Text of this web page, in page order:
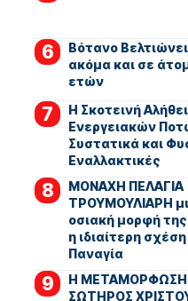
Βότανο
ακόμα και σε
ετών
Η Σκοτεινή
Ενεργειακών
Συστατικά και
Εναλλακτικές
ΜΟΝΑΧΗ ΠΕΛΑΓΙΑ
ΤΡΟΥΜΟΥΛΙΑΡΗ
οσιακή μορφή
η ιδιαίτερη
Παναγία
Η ΜΕΤΑΜΟΡΦΩΣΗ
ΣΩΤΗΡΟΣ